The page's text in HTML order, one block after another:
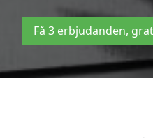
Få 3 erbjudanden,